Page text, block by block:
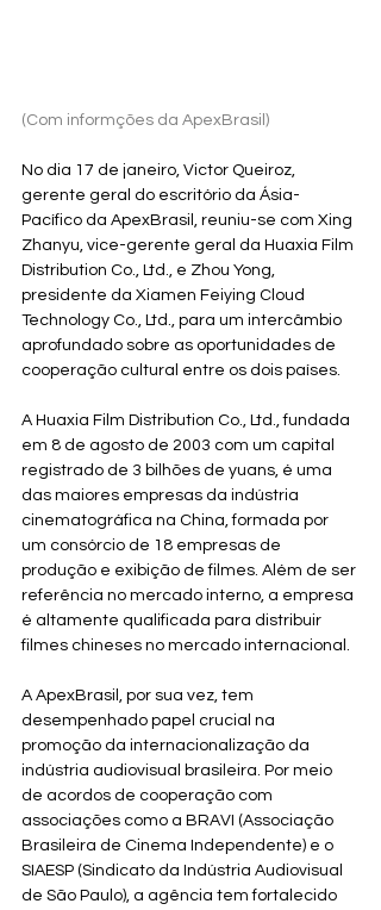
(Com informções da ApexBrasil)
No dia 17 de janeiro, Victor Queiroz,
gerente geral do escritório da Ásia-
Pacífico da ApexBrasil, reuniu-se com Xing
Zhanyu, vice-gerente geral da Huaxia Film
Distribution Co., Ltd., e Zhou Yong,
presidente da Xiamen Feiying Cloud
Technology Co., Ltd., para um intercâmbio
aprofundado sobre as oportunidades de
cooperação cultural entre os dois países.
A Huaxia Film Distribution Co., Ltd., fundada
em 8 de agosto de 2003 com um capital
registrado de 3 bilhões de yuans, é uma
das maiores empresas da indústria
cinematográfica na China, formada por
um consórcio de 18 empresas de
produção e exibição de filmes. Além de ser
referência no mercado interno, a empresa
é altamente qualificada para distribuir
filmes chineses no mercado internacional.
A ApexBrasil, por sua vez, tem
desempenhado papel crucial na
promoção da internacionalização da
indústria audiovisual brasileira. Por meio
de acordos de cooperação com
associações como a BRAVI (Associação
Brasileira de Cinema Independente) e o
SIAESP (Sindicato da Indústria Audiovisual
de São Paulo), a agência tem fortalecido